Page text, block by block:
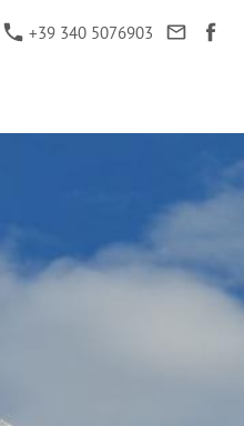
+39 340 5076903